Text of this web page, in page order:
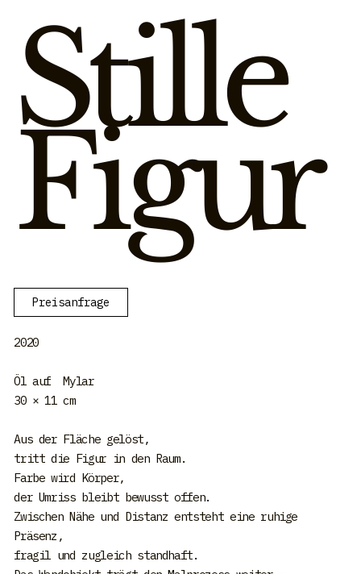
Stille
Figur
Preisanfrage
2020
Öl auf Mylar
30 × 11 cm
Aus der Fläche gelöst,
tritt die Figur in den Raum.
Farbe wird Körper,
der Umriss bleibt bewusst offen.
Zwischen Nähe und Distanz entsteht eine ruhige
Präsenz,
fragil und zugleich standhaft.